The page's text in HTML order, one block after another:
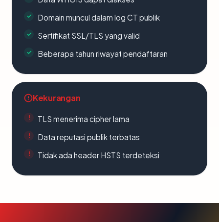
Domain muncul dalam log CT publik
Sertifikat SSL/TLS yang valid
Beberapa tahun riwayat pendaftaran
Kekurangan
TLS menerima cipher lama
Data reputasi publik terbatas
Tidak ada header HSTS terdeteksi